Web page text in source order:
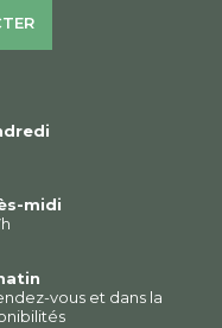
midi
vous et dans la